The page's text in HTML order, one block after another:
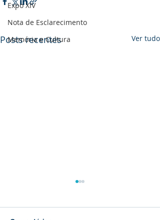
Expo XIV
Nota de Esclarecimento
Memória e Cultura
Posts recentes Ver tudo